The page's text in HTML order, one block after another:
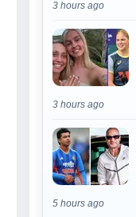
3 hours ago
3 hours ago
5 hours ago